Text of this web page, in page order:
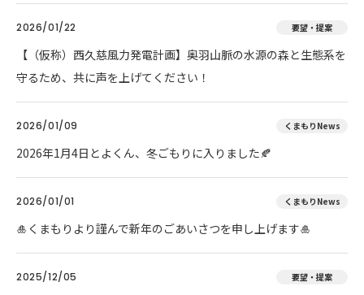
2026/01/22 要望・提案
【（仮称）西久慈風力発電計画】奥羽山脈の水源の森と生態系を
守るため、共に声を上げてください！
2026/01/09 くまもりNews
2026年1月4日とよくん、冬ごもりに入りました🍂
2026/01/01 くまもりNews
🎍くまもりより謹んで新年のごあいさつを申し上げます🎍
2025/12/05 要望・提案